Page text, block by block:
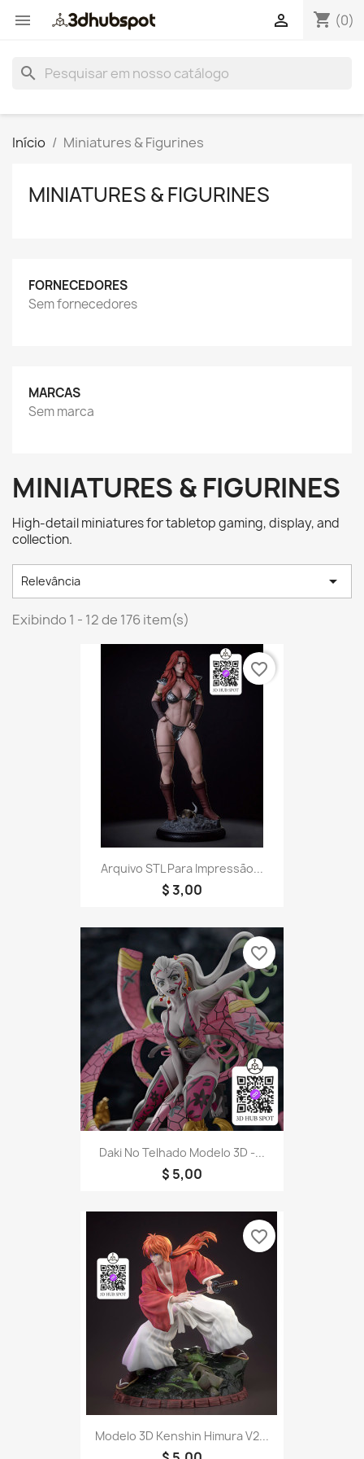
 shopping_cart (0)

search
Início Miniatures & Figurines
MINIATURES & FIGURINES
FORNECEDORES
Sem fornecedores
MARCAS
Sem marca
MINIATURES & FIGURINES
High-detail miniatures for tabletop gaming, display, and
collection.
Relevância 
Exibindo 1 - 12 de 176 item(s)
Arquivo STL Para Impressão...
$ 3,00
favorite_border
Daki No Telhado Modelo 3D -...
$ 5,00
favorite_border
Modelo 3D Kenshin Himura V2...
favorite_border